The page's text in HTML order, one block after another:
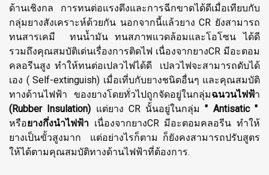
ด้านเชิงกล การทนต่อแรงดึงและการฉีกขาดได้ดีเมื่อเทียบกับ
กลุ่มยางสังเคราะห์ด้วยกัน นอกจากนี้แล้วยาง CR ยังสามารถ
ทนสารเคมี ทนน้ำมัน ทนสภาพแวดล้อมและโอโซน ได้ดี
รวมถึงคุณสมบัติเด่นเรื่องการติดไฟ เนื่องจากยางCR มีอะตอม
คลอรีนสูง ทำให้ทนต่อเปลวไฟได้ดี เปลวไฟจะสามารถดับได้
เอง ( Self-extinguish) เมื่อเที่บกับยางชนิดอื่นๆ และคุณสมบัติ
ทางด้านไฟฟ้า ของยางโดยทั่วไปถูกจัดอยู่ในกลุ่มฉนวนไฟฟ้า
(Rubber Insulation) แต่ยาง CR นั้นอยู่ในกลุ่ม" Antisatic "
หรือยางกึ่งนำไฟฟ้า เนื่องจากยางCR มีอะตอมคลอรีน ทำให้
ยางเป็นขั้วสูงมาก แต่อย่างไรก็ตาม ก็ยังคงสามารถปรับสูตร
ให้ได้ตามคุณสมบัติทางด้านไฟฟ้าที่ต้องการ.